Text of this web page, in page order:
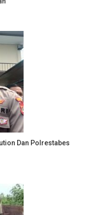
Dan Polrestabes